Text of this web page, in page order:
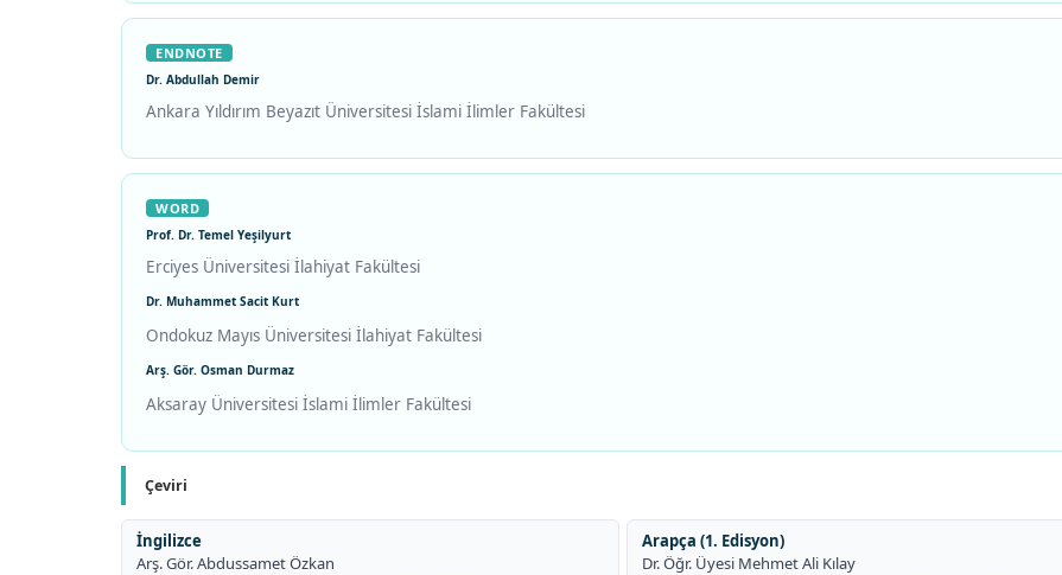
ENDNOTE
Dr. Abdullah Demir
Ankara Yıldırım Beyazıt Üniversitesi İslami İlimler Fakültesi
WORD
Prof. Dr. Temel Yeşilyurt
Erciyes Üniversitesi İlahiyat Fakültesi
Dr. Muhammet Sacit Kurt
Ondokuz Mayıs Üniversitesi İlahiyat Fakültesi
Arş. Gör. Osman Durmaz
Aksaray Üniversitesi İslami İlimler Fakültesi
Çeviri
İngilizce
Arş. Gör. Abdussamet Özkan
Arapça (1. Edisyon)
Dr. Öğr. Üyesi Mehmet Ali Kılay